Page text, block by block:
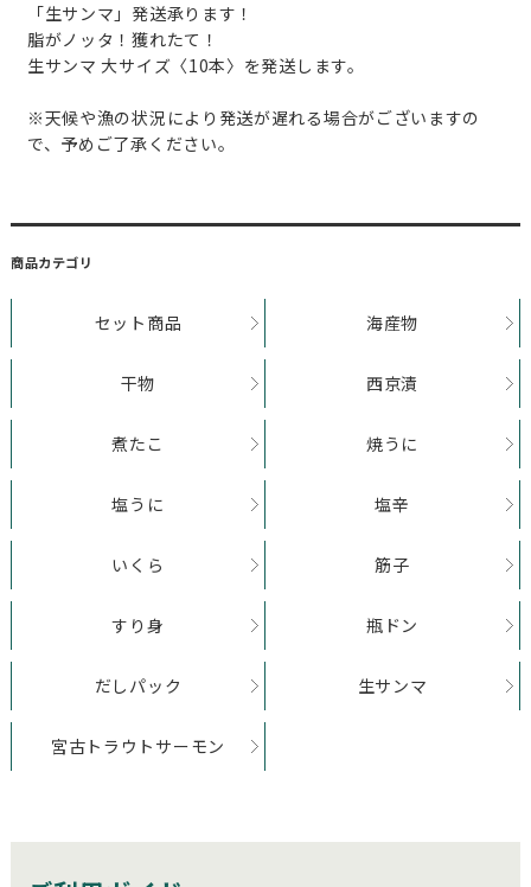
「生サンマ」発送承ります！
脂がノッタ！獲れたて！
生サンマ 大サイズ〈10本〉を発送します。
※天候や漁の状況により発送が遅れる場合がございますの
で、予めご了承ください。
商品カテゴリ
セット商品 海産物
干物 西京漬
煮たこ 焼うに
塩うに 塩辛
いくら 筋子
すり身 瓶ドン
だしパック 生サンマ
宮古トラウトサーモン